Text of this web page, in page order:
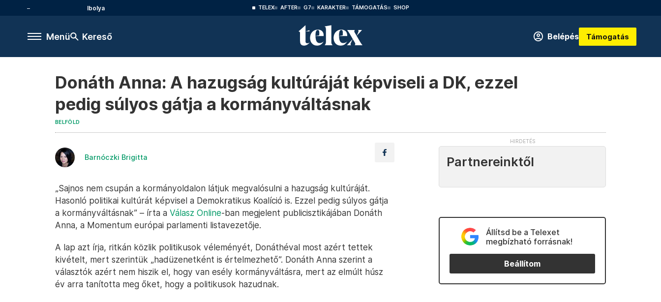
Ibolya TELEX AFTER G7 KARAKTER TÁMOGATÁS SHOP
Menü Kereső Belépés Támogatás
Donáth Anna: A hazugság kultúráját képviseli a DK, ezzel
pedig súlyos gátja a kormányváltásnak
BELFÖLD
Barnóczki Brigitta
„Sajnos nem csupán a kormányoldalon látjuk megvalósulni a hazugság kultúráját.
Hasonló politikai kultúrát képvisel a Demokratikus Koalíció is. Ezzel pedig súlyos gátja
a kormányváltásnak” – írta a Válasz Online-ban megjelent publicisztikájában Donáth
Anna, a Momentum európai parlamenti listavezetője.
A lap azt írja, ritkán közlik politikusok véleményét, Donáthéval most azért tettek
kivételt, mert szerintük „hadüzenetként is értelmezhető”. Donáth Anna szerint a
választók azért nem hiszik el, hogy van esély kormányváltásra, mert az elmúlt húsz
év arra tanította meg őket, hogy a politikusok hazudnak.
Partnereinktől
Állítsd be a Telexet
megbízható forrásnak!
Beállítom